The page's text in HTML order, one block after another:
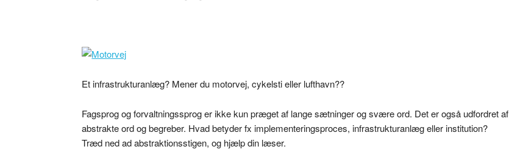
Et infrastrukturanlæg? Mener du motorvej, cykelsti eller lufthavn??
Fagsprog og forvaltningssprog er ikke kun præget af lange sætninger og svære ord. Det er også udfordret af
abstrakte ord og begreber. Hvad betyder fx implementeringsproces, infrastrukturanlæg eller institution?
Træd ned ad abstraktionsstigen, og hjælp din læser.